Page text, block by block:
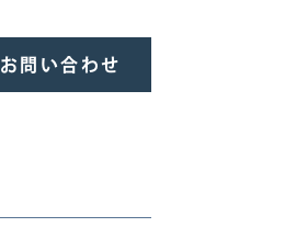
お問い合わせ